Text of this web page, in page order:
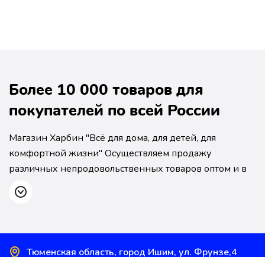
Более 10 000 товаров для
покупателей по всей России
Магазин Харбин "Всё для дома, для детей, для
комфортной жизни" Осуществляем продажу
различных непродовольственных товаров оптом и в
розницу по низким ценам В нашем ассортименте вы
найдете хозтовары, посуду, инструменты, товары для
Тюменская область, город Ишим, ул. Фрунзе,4